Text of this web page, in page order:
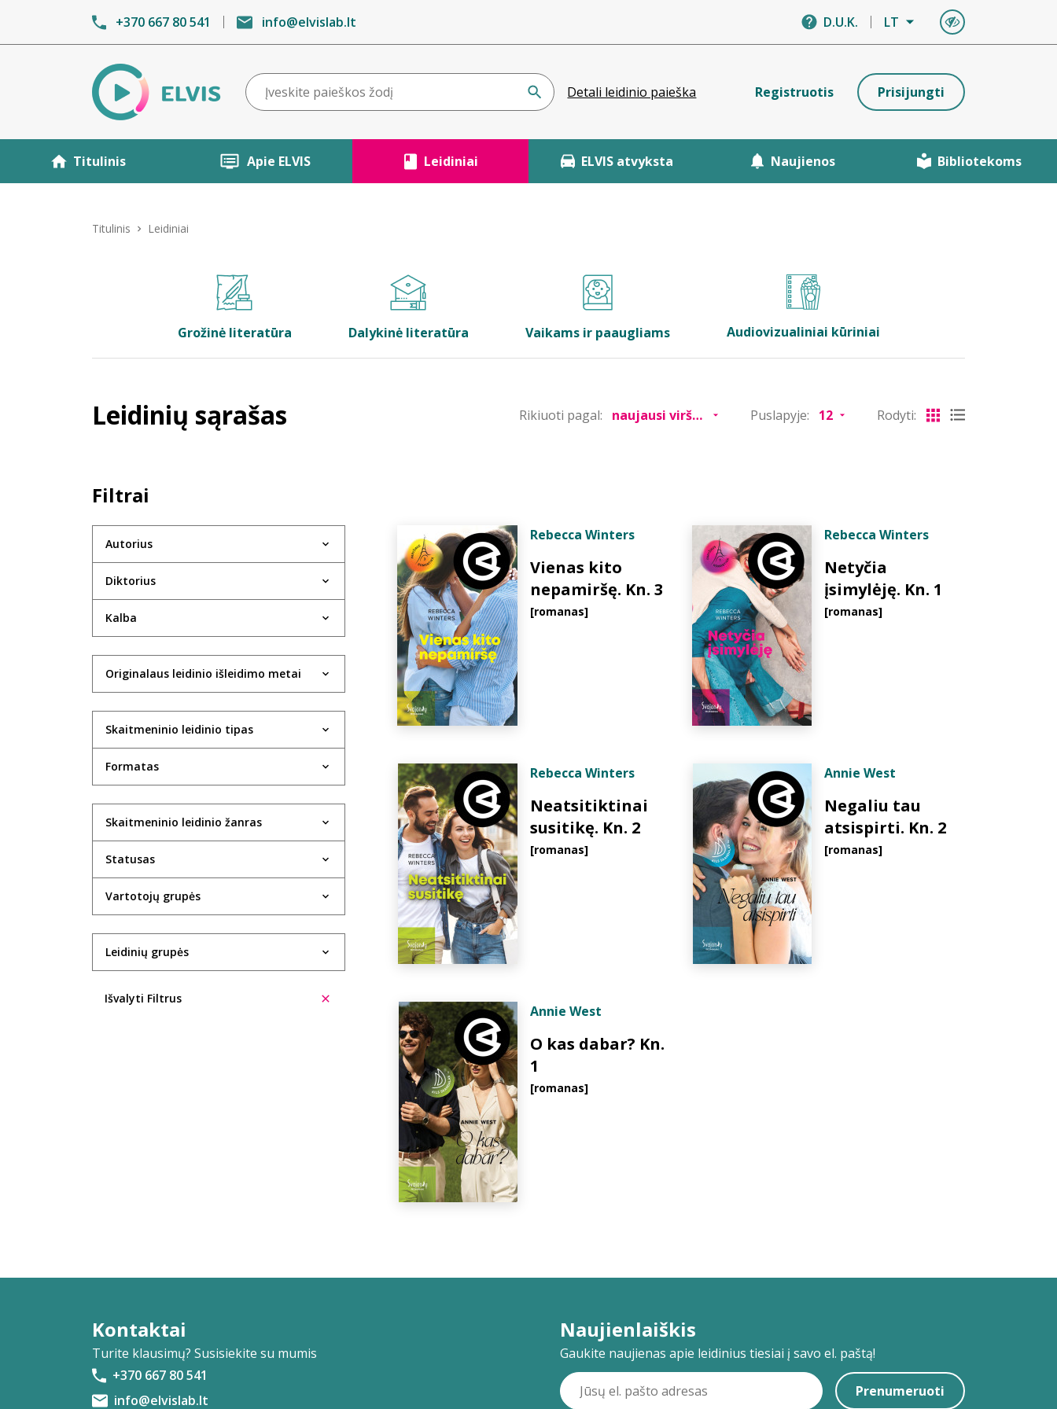
+370 667 80 541 info@elvislab.lt D.U.K. LT
Detali leidinio paieška Registruotis Prisijungti
Titulinis Apie ELVIS Leidiniai ELVIS atvyksta Naujienos Bibliotekoms
Titulinis Leidiniai
Grožinė literatūra Dalykinė literatūra Vaikams ir paaugliams Audiovizualiniai kūriniai
Leidinių sąrašas Rikiuoti pagal: Puslapyje: Rodyti:
Filtrai
Autorius
Diktorius
Kalba
Originalaus leidinio išleidimo metai
Skaitmeninio leidinio tipas
Formatas
Skaitmeninio leidinio žanras
Statusas
Vartotojų grupės
Leidinių grupės
Išvalyti Filtrus
Rebecca Winters
Vienas kito
nepamiršę. Kn. 3
[romanas]
Rebecca Winters
Netyčia
įsimylėję. Kn. 1
[romanas]
Rebecca Winters
Neatsitiktinai
susitikę. Kn. 2
[romanas]
Annie West
Negaliu tau
atsispirti. Kn. 2
[romanas]
Annie West
O kas dabar? Kn.
1
[romanas]
Kontaktai
Turite klausimų? Susisiekite su mumis
+370 667 80 541
info@elvislab.lt
Naujienlaiškis
Gaukite naujienas apie leidinius tiesiai į savo el. paštą!
Prenumeruoti